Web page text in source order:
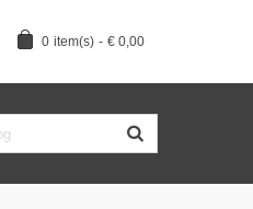
0 item(s) - € 0,00